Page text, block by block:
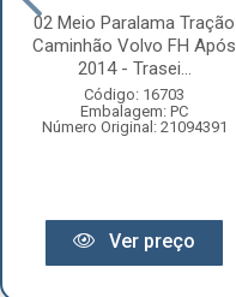
02 Meio Paralama Tração
Caminhão Volvo FH Após
2014 - Trasei...
Código: 16703
Embalagem: PC
Número Original: 21094391
Ver preço